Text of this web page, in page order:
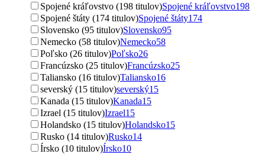
Spojené kráľovstvo (198 titulov)Spojené kráľovstvo198
Spojené štáty (174 titulov)Spojené štáty174
Slovensko (95 titulov)Slovensko95
Nemecko (58 titulov)Nemecko58
Poľsko (26 titulov)Poľsko26
Francúzsko (25 titulov)Francúzsko25
Taliansko (16 titulov)Taliansko16
severský (15 titulov)severský15
Kanada (15 titulov)Kanada15
Izrael (15 titulov)Izrael15
Holandsko (15 titulov)Holandsko15
Rusko (14 titulov)Rusko14
Írsko (10 titulov)Írsko10